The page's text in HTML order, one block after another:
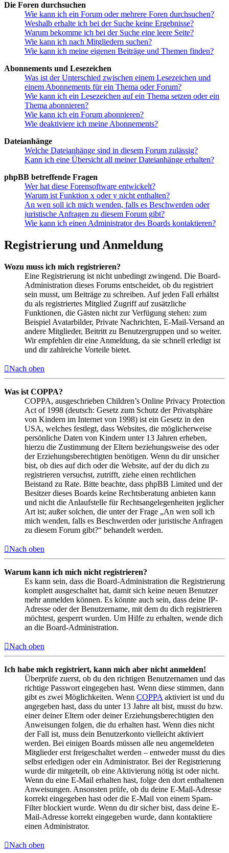
Die Foren durchsuchen
Wie kann ich ein Forum oder mehrere Foren durchsuchen?
Weshalb erhalte ich bei der Suche keine Ergebnisse?
Warum bekomme ich bei der Suche eine leere Seite?
Wie kann ich nach Mitgliedern suchen?
Wie kann ich meine eigenen Beiträge und Themen finden?
Abonnements und Lesezeichen
Was ist der Unterschied zwischen einem Lesezeichen und
einem Abonnements für ein Thema oder Forum?
Wie kann ich ein Lesezeichen auf ein Thema setzen oder ein
Thema abonnieren?
Wie kann ich ein Forum abonnieren?
Wie deaktiviere ich meine Abonnements?
Dateianhänge
Welche Dateianhänge sind in diesem Forum zulässig?
Kann ich eine Übersicht all meiner Dateianhänge erhalten?
phpBB betreffende Fragen
Wer hat diese Forensoftware entwickelt?
Warum ist Funktion x oder y nicht enthalten?
An wen soll ich mich wenden, falls es Beschwerden oder
juristische Anfragen zu diesem Forum gibt?
Wie kann ich einen Administrator des Boards kontaktieren?
Registrierung und Anmeldung
Wozu muss ich mich registrieren?
Eine Registrierung ist nicht unbedingt zwingend. Die Board-
Administration dieses Forums entscheidet, ob du registriert
sein musst, um Beiträge zu schreiben. Auf jeden Fall erhältst
du als registriertes Mitglied Zugriff auf zusätzliche
Funktionen, die Gästen nicht zur Verfügung stehen: zum
Beispiel Avatarbilder, Private Nachrichten, E-Mail-Versand an
andere Mitglieder, Beitritt zu Benutzergruppen und so weiter.
Wir empfehlen dir eine Anmeldung, da sie schnell erledigt ist
und dir zahlreiche Vorteile bietet.
Nach oben
Was ist COPPA?
COPPA, ausgeschrieben Children’s Online Privacy Protection
Act of 1998 (deutsch: Gesetz zum Schutz der Privatsphäre
von Kindern im Internet von 1998) ist ein Gesetz in den
USA, welches festlegt, dass Websites, die möglicherweise
persönliche Daten von Kindern unter 13 Jahren erheben,
hierzu die Zustimmung der Eltern beziehungsweise des oder
der Erziehungsberechtigten benötigen. Wenn du dir unsicher
bist, ob dies auf dich oder die Website, auf der du dich zu
registrieren versuchst, zutrifft, ziehe einen rechtlichen
Beistand zu Rate. Bitte beachte, dass phpBB Limited und der
Besitzer dieses Boards keine Rechtsberatung anbieten kann
und nicht die Anlaufstelle für Rechtsangelegenheiten jeglicher
Art ist; außer solchen, die unter der Frage „An wen soll ich
mich wenden, falls es Beschwerden oder juristische Anfragen
zu diesem Forum gibt?“ behandelt werden.
Nach oben
Warum kann ich mich nicht registrieren?
Es kann sein, dass die Board-Administration die Registrierung
komplett ausgeschaltet hat, damit sich keine neuen Benutzer
mehr anmelden können. Es könnte auch sein, dass deine IP-
Adresse oder der Benutzername, mit dem du dich registrieren
möchtest, gesperrt wurden. Um Hilfe zu erhalten, wende dich
an die Board-Administration.
Nach oben
Ich habe mich registriert, kann mich aber nicht anmelden!
Überprüfe zuerst, ob du den richtigen Benutzernamen und das
richtige Passwort eingegeben hast. Wenn diese stimmen, dann
gibt es zwei Möglichkeiten. Wenn COPPA aktiviert ist und du
angegeben hast, dass du unter 13 Jahre alt bist, musst du bzw.
einer deiner Eltern oder deiner Erziehungsberechtigten den
Anweisungen folgen, die du erhalten hast. Wenn dies nicht
der Fall ist, muss dein Benutzerkonto vielleicht aktiviert
werden. Bei einigen Boards müssen alle neu angemeldeten
Mitglieder erst freigeschaltet werden – entweder musst du dies
selbst erledigen oder ein Administrator. Bei der Registrierung
wurde dir mitgeteilt, ob eine Aktivierung nötig ist oder nicht.
Wenn du eine E-Mail erhalten hast, folge den dort enthaltenen
Anweisungen. Ansonsten prüfe, ob du deine E-Mail-Adresse
korrekt eingegeben hast oder die E-Mail von einem Spam-
Filter blockiert wurde. Wenn du dir sicher bist, dass deine E-
Mail-Adresse korrekt eingegeben wurde, dann kontaktiere
einen Administrator.
Nach oben